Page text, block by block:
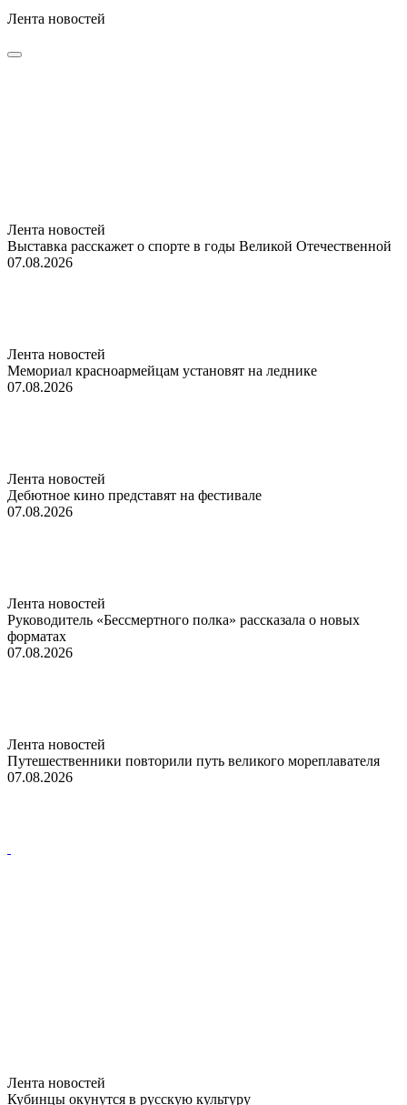
Лента новостей
Лента новостей
Выставка расскажет о спорте в годы Великой Отечественной
07.08.2026
Лента новостей
Мемориал красноармейцам установят на леднике
07.08.2026
Лента новостей
Дебютное кино представят на фестивале
07.08.2026
Лента новостей
Руководитель «Бессмертного полка» рассказала о новых
форматах
07.08.2026
Лента новостей
Путешественники повторили путь великого мореплавателя
07.08.2026
Лента новостей
Кубинцы окунутся в русскую культуру